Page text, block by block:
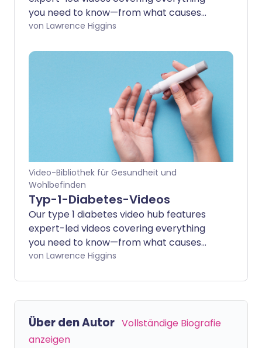
you need to know—from what causes
type 2 diabetes and its common
possible complications to watch out for.
Whether you’re newly diagnosed or
supporting someone with the condition,
these videos are here to help you take
control and live well.
von Lawrence Higgins
Video-Bibliothek für Gesundheit und
Wohlbefinden
Typ-1-Diabetes-Videos
Our type 1 diabetes video hub features
expert-led videos covering everything
you need to know—from what causes
type 1 diabetes and its common
possible complications to watch out for.
Whether you’re newly diagnosed or
supporting someone with the condition,
these videos are here to help you take
control and live well.
von Lawrence Higgins
Über den Autor Vollständige Biografie
anzeigen